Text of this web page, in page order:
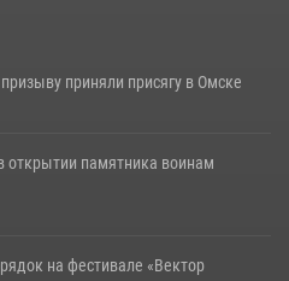
приняли присягу в Омске
открытии памятника воинам
на фестивале «Вектор